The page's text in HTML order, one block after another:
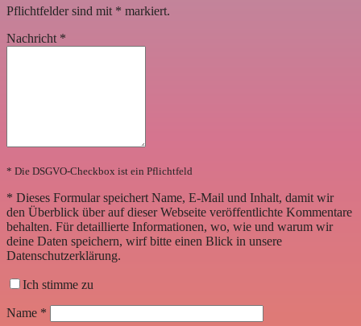
Pflichtfelder sind mit * markiert.
Nachricht *
* Die DSGVO-Checkbox ist ein Pflichtfeld
* Dieses Formular speichert Name, E-Mail und Inhalt, damit wir
den Überblick über auf dieser Webseite veröffentlichte Kommentare
behalten. Für detaillierte Informationen, wo, wie und warum wir
deine Daten speichern, wirf bitte einen Blick in unsere
Datenschutzerklärung.
Ich stimme zu
Name *